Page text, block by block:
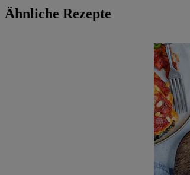
Ähnliche Rezepte